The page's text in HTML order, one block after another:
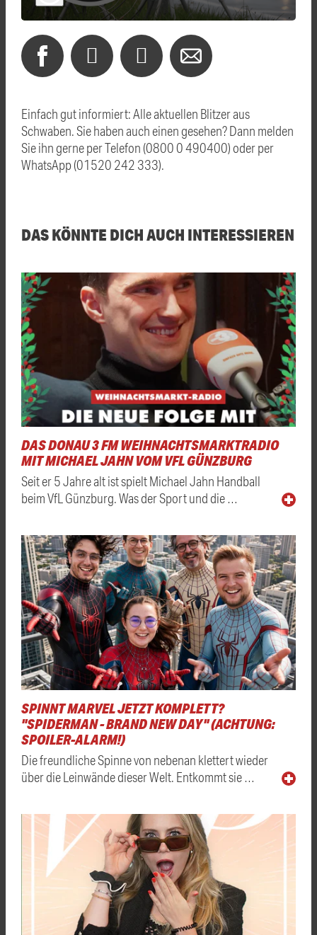
Einfach gut informiert: Alle aktuellen Blitzer aus
Schwaben. Sie haben auch einen gesehen? Dann melden
Sie ihn gerne per Telefon (0800 0 490400) oder per
WhatsApp (01520 242 333).
DAS KÖNNTE DICH AUCH INTERESSIEREN
DAS DONAU 3 FM WEIHNACHTSMARKTRADIO
MIT MICHAEL JAHN VOM VFL GÜNZBURG
Seit er 5 Jahre alt ist spielt Michael Jahn Handball
beim VfL Günzburg. Was der Sport und die …
SPINNT MARVEL JETZT KOMPLETT?
"SPIDERMAN - BRAND NEW DAY" (ACHTUNG:
SPOILER-ALARM!)
Die freundliche Spinne von nebenan klettert wieder
über die Leinwände dieser Welt. Entkommt sie …